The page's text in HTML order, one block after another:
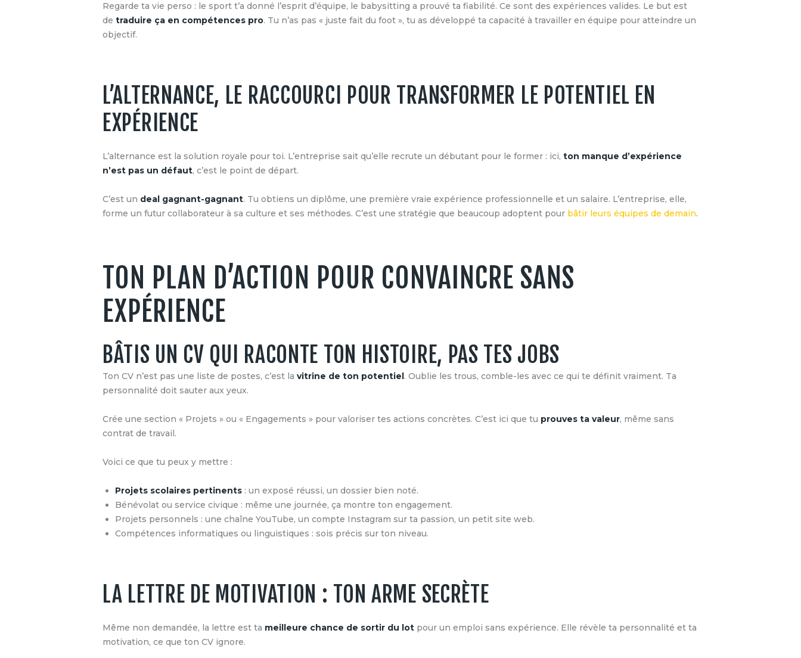
Regarde ta vie perso : le sport t’a donné l’esprit d’équipe, le babysitting a prouvé ta fiabilité. Ce sont des expériences valides. Le but est
de traduire ça en compétences pro. Tu n’as pas « juste fait du foot », tu as développé ta capacité à travailler en équipe pour atteindre un
objectif.
L’ALTERNANCE, LE RACCOURCI POUR TRANSFORMER LE POTENTIEL EN
EXPÉRIENCE
L’alternance est la solution royale pour toi. L’entreprise sait qu’elle recrute un débutant pour le former : ici, ton manque d’expérience
n’est pas un défaut, c’est le point de départ.
C’est un deal gagnant-gagnant. Tu obtiens un diplôme, une première vraie expérience professionnelle et un salaire. L’entreprise, elle,
forme un futur collaborateur à sa culture et ses méthodes. C’est une stratégie que beaucoup adoptent pour bâtir leurs équipes de demain.
TON PLAN D’ACTION POUR CONVAINCRE SANS
EXPÉRIENCE
BÂTIS UN CV QUI RACONTE TON HISTOIRE, PAS TES JOBS
Ton CV n’est pas une liste de postes, c’est la vitrine de ton potentiel. Oublie les trous, comble-les avec ce qui te définit vraiment. Ta
personnalité doit sauter aux yeux.
Crée une section « Projets » ou « Engagements » pour valoriser tes actions concrètes. C’est ici que tu prouves ta valeur, même sans
contrat de travail.
Voici ce que tu peux y mettre :
Projets scolaires pertinents : un exposé réussi, un dossier bien noté.
Bénévolat ou service civique : même une journée, ça montre ton engagement.
Projets personnels : une chaîne YouTube, un compte Instagram sur ta passion, un petit site web.
Compétences informatiques ou linguistiques : sois précis sur ton niveau.
LA LETTRE DE MOTIVATION : TON ARME SECRÈTE
Même non demandée, la lettre est ta meilleure chance de sortir du lot pour un emploi sans expérience. Elle révèle ta personnalité et ta
motivation, ce que ton CV ignore.